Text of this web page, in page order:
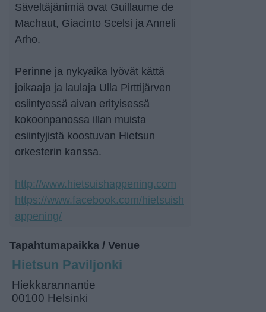
Säveltäjänimiä ovat Guillaume de
Machaut, Giacinto Scelsi ja Anneli
Arho.
Perinne ja nykyaika lyövät kättä
joikaaja ja laulaja Ulla Pirttijärven
esiintyessä aivan erityisessä
kokoonpanossa illan muista
esiintyjistä koostuvan Hietsun
orkesterin kanssa.
http://www.hietsuishappening.com
https://www.facebook.com/hietsuish
appening/
Tapahtumapaikka / Venue
Hietsun Paviljonki
Hiekkarannantie
00100 Helsinki